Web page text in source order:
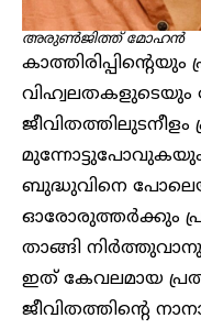
അരുൺജിത്ത് മോഹൻ
വിഹ്വലതകളുടെയും
മുന്നോട്ടുപോവുകയും
ബുദ്ധുവിനെ
ഓരോരുത്തർക്കും
താങ്ങി
ഇത് കേവലമായ
ജീവിതത്തിന്റെ